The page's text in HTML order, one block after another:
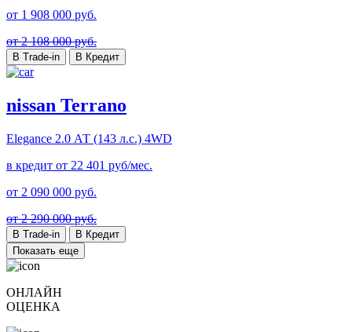
от 1 908 000 руб.
от 2 108 000 руб.
В Trade-in В Кредит
nissan Terrano
Elegance 2.0 АТ (143 л.с.) 4WD
в кредит от 22 401 руб/мес.
от 2 090 000 руб.
от 2 290 000 руб.
В Trade-in
В Кредит
Показать еще
ОНЛАЙН
ОЦЕНКА